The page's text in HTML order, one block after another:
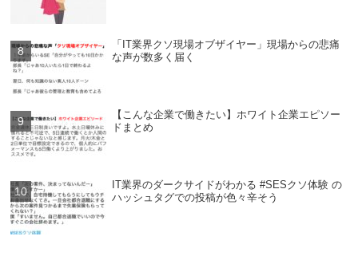
「IT業界クソ現場オブザイヤー」現場からの悲痛
な声が数多く届く
【こんな企業で働きたい】ホワイト企業エピソー
ドまとめ
IT業界のダークサイドがわかる #SESクソ体験 の
ハッシュタグでの投稿が色々辛そう